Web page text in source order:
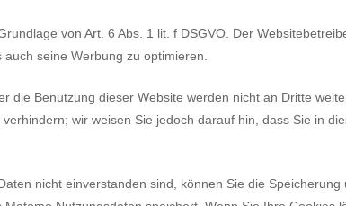
von Art. 6 Abs. 1 lit. f DSGVO . Der
seine Werbung zu optimieren.
die Benutzung dieser Website werden nicht an Dritte
wir weisen Sie jedoch darauf hin, dass Sie in
nicht einverstanden sind, können Sie die